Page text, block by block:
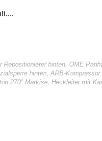
hinten, OME
hinten, ARB-
270° Markise, Heckleiter mit